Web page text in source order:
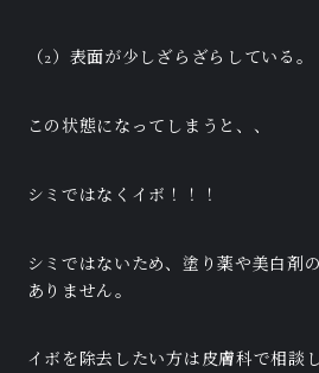
（2）表面が少しざらざらしている。
この状態になってしまうと、、
シミではなくイボ！！！
シミではないため、塗り薬や美白剤
ありません。
イボを除去したい方は皮膚科で相談